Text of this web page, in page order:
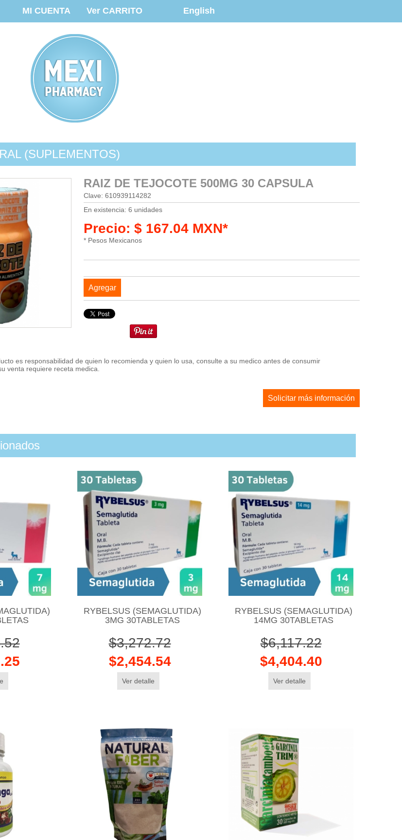
MI CUENTA Ver CARRITO English
(SUPLEMENTOS)
RAIZ DE TEJOCOTE 500MG 30 CAPSULA
Clave: 610939114282
En existencia: 6 unidades
Precio: $ 167.04 MXN*
* Pesos Mexicanos
Agregar
es responsabilidad de quien lo recomienda y quien lo usa, consulte a su medico antes de consumir
venta requiere receta medica.
Solicitar más información
RYBELSUS (SEMAGLUTIDA)
3MG 30TABLETAS
$3,272.72
$2,454.54
Ver detalle
RYBELSUS (SEMAGLUTIDA)
14MG 30TABLETAS
$6,117.22
$4,404.40
Ver detalle